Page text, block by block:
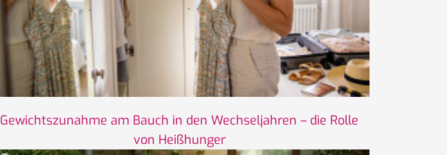
Gewichtszunahme am Bauch in den Wechseljahren – die Rolle
von Heißhunger